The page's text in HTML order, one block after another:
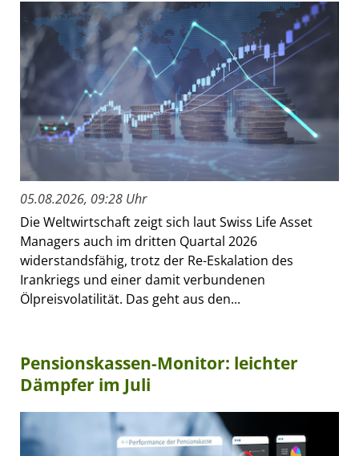
05.08.2026, 09:28 Uhr
Die Weltwirtschaft zeigt sich laut Swiss Life Asset
Managers auch im dritten Quartal 2026
widerstandsfähig, trotz der Re-Eskalation des
Irankriegs und einer damit verbundenen
Ölpreisvolatilität. Das geht aus den...
Pensionskassen-Monitor: leichter
Dämpfer im Juli